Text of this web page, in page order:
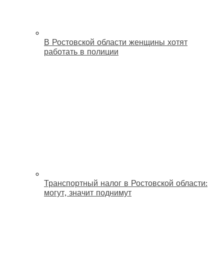
В Ростовской области женщины хотят
работать в полиции
Транспортный налог в Ростовской области:
могут, значит поднимут